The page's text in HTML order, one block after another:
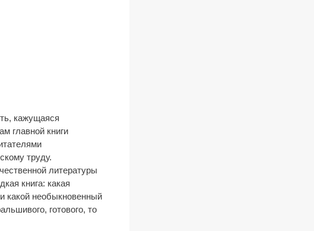
кажущаяся
главной книги
труду.
литературы
книга: какая
какой необыкновенный
готового, то